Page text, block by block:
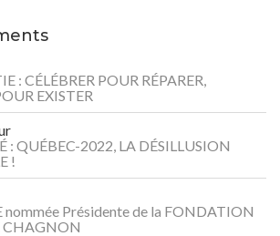
: CÉLÉBRER POUR RÉPARER,
EXISTER
: QUÉBEC-2022, LA DÉSILLUSION
!
nommée Présidente de la FONDATION
CHAGNON